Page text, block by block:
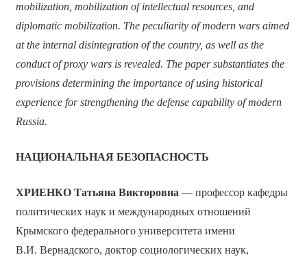
mobilization, mobilization of intellectual resources, and
diplomatic mobilization. The peculiarity of modern wars aimed
at the internal disintegration of the country, as well as the
conduct of proxy wars is revealed. The paper substantiates the
provisions determining the importance of using historical
experience for strengthening the defense capability of modern
Russia.
НАЦИОНАЛЬНАЯ БЕЗОПАСНОСТЬ
ХРИЕНКО Татьяна Викторовна — профессор кафедры
политических наук и международных отношений
Крымского федерального университета имени
В.И. Вернадского, доктор социологических наук,